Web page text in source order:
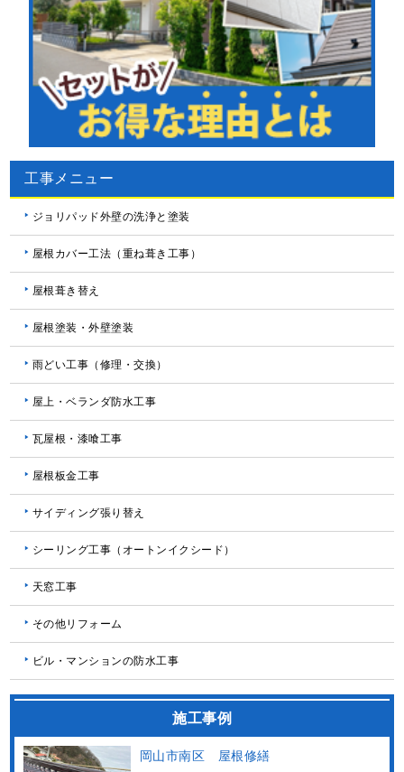
工事メニュー
ジョリパッド外壁の洗浄と塗装
屋根カバー工法（重ね葺き工事）
屋根葺き替え
屋根塗装・外壁塗装
雨どい工事（修理・交換）
屋上・ベランダ防水工事
瓦屋根・漆喰工事
屋根板金工事
サイディング張り替え
シーリング工事（オートンイクシード）
天窓工事
その他リフォーム
ビル・マンションの防水工事
施工事例
岡山市南区 屋根修繕